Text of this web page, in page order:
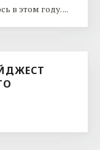
в этом году. ...